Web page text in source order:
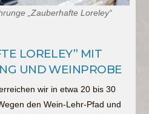
„Zauberhafte Loreley“
LORELEY” MIT
UND WEINPROBE
wir in etwa 20 bis 30
den Wein-Lehr-Pfad und